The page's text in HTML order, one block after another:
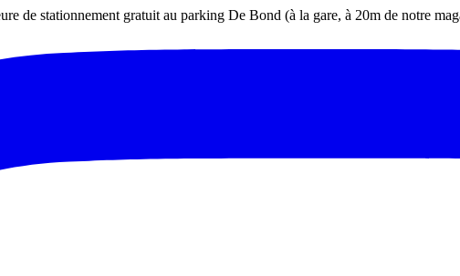
de stationnement gratuit au parking De Bond (à la gare, à 20m de notre